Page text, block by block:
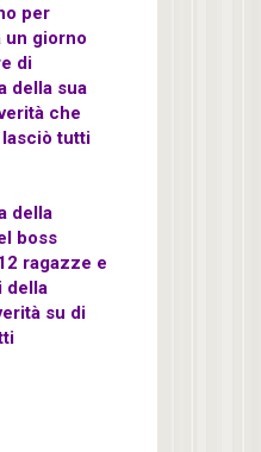
per
un giorno
di
della sua
che
tutti
della
boss
ragazze e
della
su di